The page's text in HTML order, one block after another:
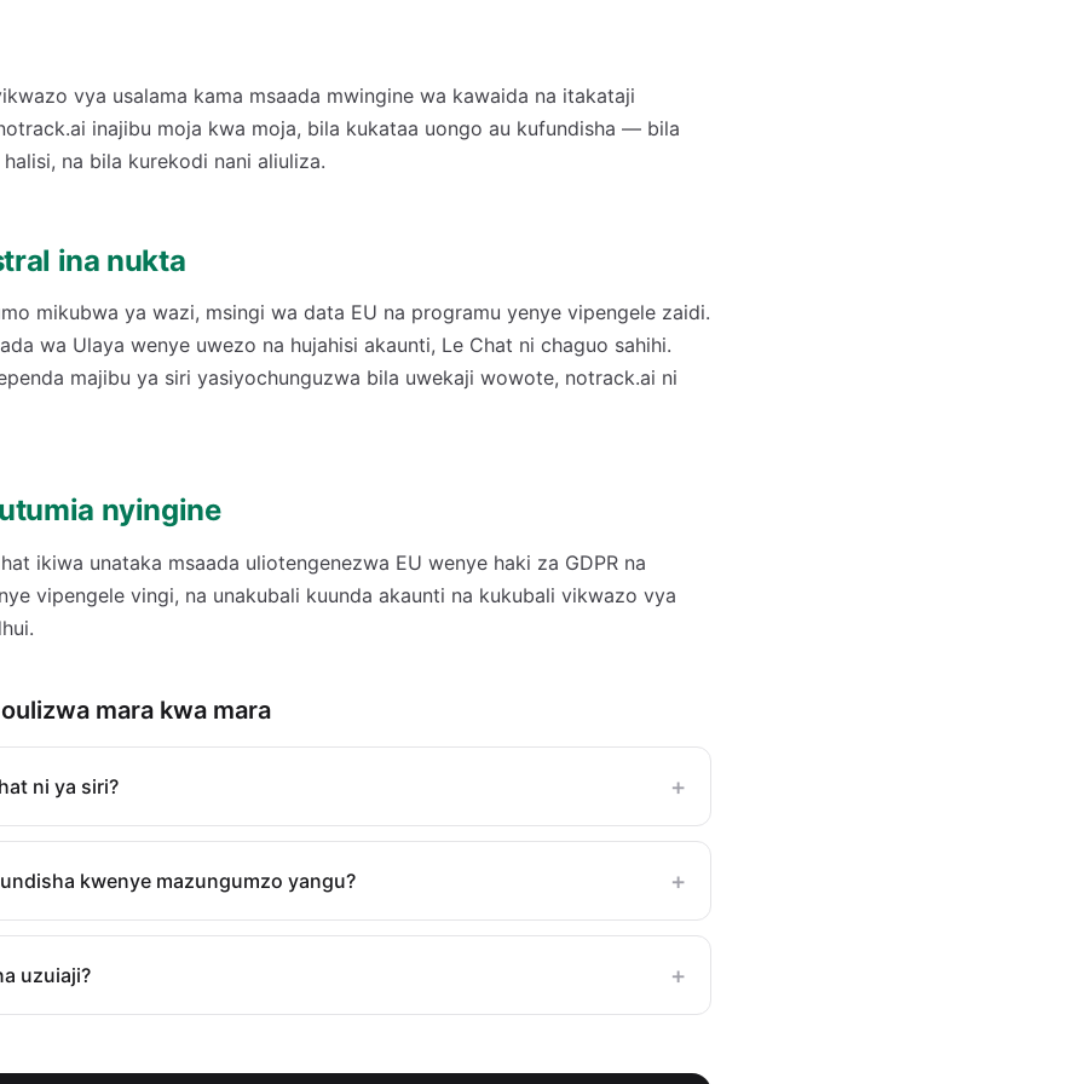
vya usalama kama msaada mwingine wa kawaida na itakataji
inajibu moja kwa moja, bila kukataa uongo au kufundisha — bila
na bila kurekodi nani aliuliza.
ina nukta
mikubwa ya wazi, msingi wa data EU na programu yenye vipengele zaidi.
wa Ulaya wenye uwezo na hujahisi akaunti, Le Chat ni chaguo sahihi.
majibu ya siri yasiyochunguzwa bila uwekaji wowote, notrack.ai ni
nyingine
ikiwa unataka msaada uliotengenezwa EU wenye haki za GDPR na
vipengele vingi, na unakubali kuunda akaunti na kukubali vikwazo vya
mara kwa mara
ni ya siri? +
kwenye mazungumzo yangu? +
uzuiaji? +